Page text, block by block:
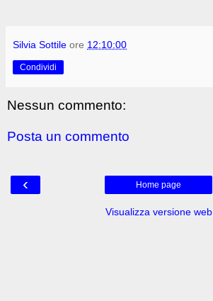
Silvia Sottile ore 12:10:00
Condividi
Nessun commento:
Posta un commento
‹ Home page
Visualizza versione web